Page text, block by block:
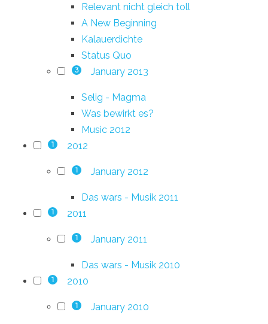
Relevant nicht gleich toll
A New Beginning
Kalauerdichte
Status Quo
3 January 2013
Selig - Magma
Was bewirkt es?
Music 2012
1 2012
1 January 2012
Das wars - Musik 2011
1 2011
1 January 2011
Das wars - Musik 2010
1 2010
1 January 2010